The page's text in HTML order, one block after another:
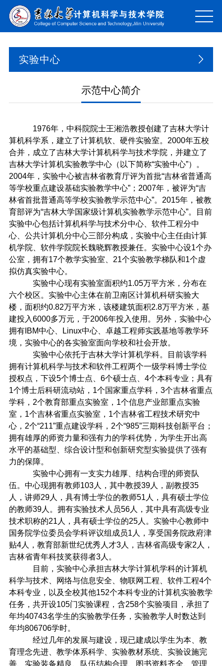
实验中心
示范中心简介
1976年，中科院院士王湘浩教授创建了吉林大学计
算机科学系，建立了计算机软、硬件实验室。2000年五校
合并，成立了吉林大学计算机科学与技术学院，并建立了
吉林大学计算机实验教学中心（以下简称“实验中心”）。
2004年，实验中心被吉林省教育厅评为首批“吉林省普通高
等学校重点建设基础实验教学中心”；2007年，被评为“吉
林省首批普通高等学校实验教学示范中心”。2015年，被教
育部评为“吉林大学国家级计算机实验教学示范中心”。目前
实验中心包括计算机科学与技术分中心、软件工程分中
心、公共计算机分中心三部分构成，实验中心主任由计算
机学院、软件学院院长魏晓辉教授兼任。实验中心设1个办
公室，拥有17个教学实验室、21个实验教学梯队和1个虚
拟仿真实验中心。
实验中心现有实验室面积约1.05万平方米，分布在
六个校区。实验中心主体在前卫南区计算机科研实验大
楼，面积约0.82万平方米，该楼建筑面积2.8万平方米，基
建投入6000多万元，于2006年投入使用。另外，实验中心
拥有IBM中心、Linux中心、卓越工程师实践基地等教学环
境，实验中心的各实验室面向学校和社会开放。
实验中心依托于吉林大学计算机学科。目前该学科
拥有计算机科学与技术和软件工程两个一级学科博士学位
授权点，下设5个博士点、6个硕士点、4个本科专业；具有
1个博士后科研流动站，1个国家重点学科，3个吉林省重点
学科，2个教育部重点实验室，1个信息产业部重点实验
室，1个吉林省重点实验室，1个吉林省工程技术研究中
心，2个“211”重点建设学科，2个“985”三期科技创新平台；
拥有雄厚的师资力量和强有力的学科优势，为学生开出高
水平的基础型、综合设计型和创新研究型实验提供了强有
力的保障。
实验中心拥有一支实力雄厚、结构合理的师资队
伍。中心现拥有教师103人，其中教授39人，副教授35
人，讲师29人，具有博士学位的教师51人，具有硕士学位
的教师39人。拥有实验技术人员56人，其中具有高级专业
技术职称的21人，具有硕士学位的25人。实验中心教师中
国务院学位委员会学科评议组成员1人，享受国务院政府津
贴4人，教育部新世纪优秀人才3人，吉林省高级专家2人，
吉林省青年科技奖获得者3人。
目前，实验中心承担吉林大学计算机学科的计算机
科学与技术、网络与信息安全、物联网工程、软件工程4个
本科专业，以及全校其他152个本科专业的计算机实验教学
任务，共开设105门实验课程，含258个实验项目，承担了
年均40743名学生的实验教学任务，实验教学人时数达到
年均806706学时。
经过几年的发展与建设，现已建成以学生为本、教
育理念先进、教学体系科学、实验教材系统、实验设施完
善、实验装备精良、队伍结构合理、图书资料齐全、管理